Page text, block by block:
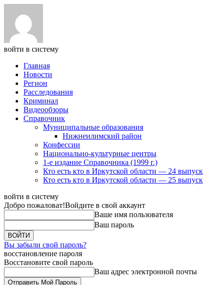
войти в систему
Главная
Новости
Регион
Расследования
Криминал
Видеообзоры
Справочник
Муниципальные образования
Нижнеилимский район
Конфессии
Национально-культурные центры
1-е издание Справочника (1999 г.)
Кто есть кто в Иркутской области — 24 выпуск
Кто есть кто в Иркутской области — 25 выпуск
войти в систему
Добро пожаловат!Войдите в свой аккаунт
Ваше имя пользователя
Ваш пароль
Вы забыли свой пароль?
восстановление пароля
Восстановите свой пароль
Ваш адрес электронной почты